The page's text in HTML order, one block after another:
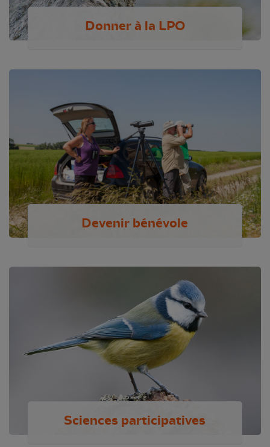
Donner à la LPO
Devenir bénévole
Sciences participatives